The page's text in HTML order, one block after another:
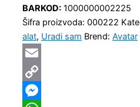
BARKOD: 1000000002225
Šifra proizvoda: 000222
alat, Uradi sam Brend: Avatar
Email
Copy